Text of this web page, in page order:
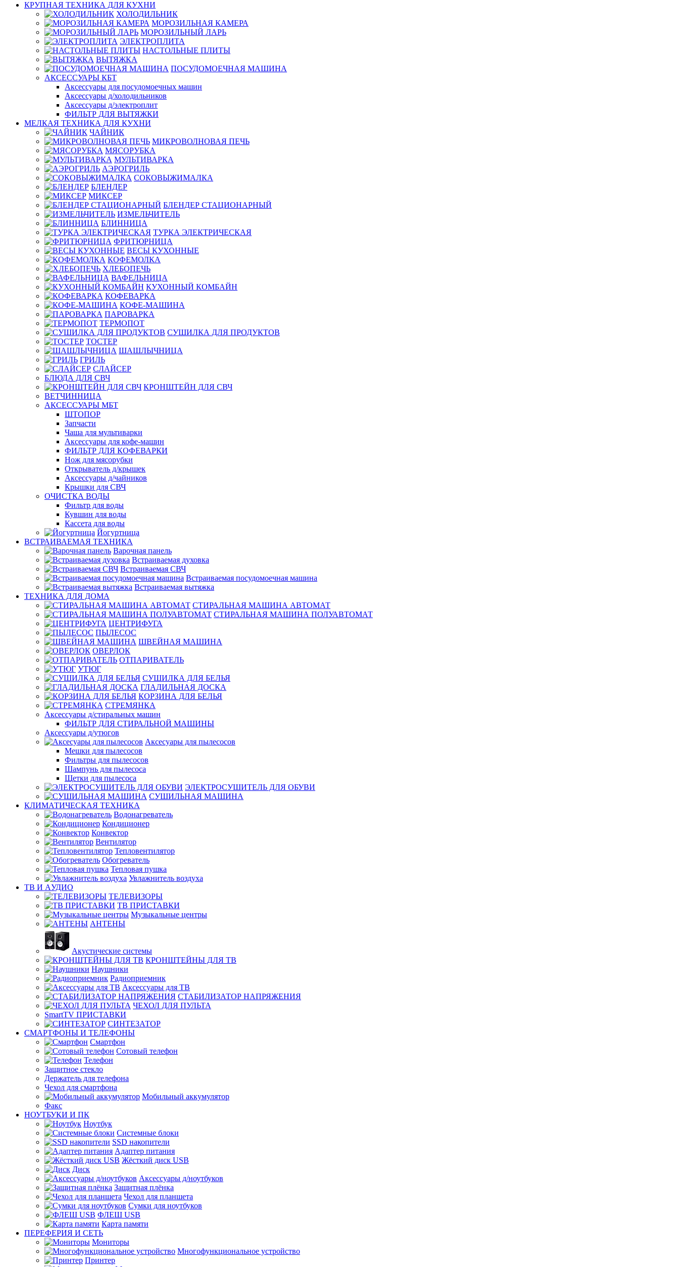
КРУПНАЯ ТЕХНИКА ДЛЯ КУХНИ
ХОЛОДИЛЬНИК
МОРОЗИЛЬНАЯ КАМЕРА
МОРОЗИЛЬНЫЙ ЛАРЬ
ЭЛЕКТРОПЛИТА
НАСТОЛЬНЫЕ ПЛИТЫ
ВЫТЯЖКА
ПОСУДОМОЕЧНАЯ МАШИНА
АКСЕССУАРЫ КБТ
Аксессуары для посудомоечных машин
Аксессуары д/холодильников
Аксессуары д/электроплит
ФИЛЬТР ДЛЯ ВЫТЯЖКИ
МЕЛКАЯ ТЕХНИКА ДЛЯ КУХНИ
ЧАЙНИК
МИКРОВОЛНОВАЯ ПЕЧЬ
МЯСОРУБКА
МУЛЬТИВАРКА
АЭРОГРИЛЬ
СОКОВЫЖИМАЛКА
БЛЕНДЕР
МИКСЕР
БЛЕНДЕР СТАЦИОНАРНЫЙ
ИЗМЕЛЬЧИТЕЛЬ
БЛИННИЦА
ТУРКА ЭЛЕКТРИЧЕСКАЯ
ФРИТЮРНИЦА
ВЕСЫ КУХОННЫЕ
КОФЕМОЛКА
ХЛЕБОПЕЧЬ
ВАФЕЛЬНИЦА
КУХОННЫЙ КОМБАЙН
КОФЕВАРКА
КОФЕ-МАШИНА
ПАРОВАРКА
ТЕРМОПОТ
СУШИЛКА ДЛЯ ПРОДУКТОВ
ТОСТЕР
ШАШЛЫЧНИЦА
ГРИЛЬ
СЛАЙСЕР
БЛЮДА ДЛЯ СВЧ
КРОНШТЕЙН ДЛЯ СВЧ
ВЕТЧИННИЦА
АКСЕССУАРЫ МБТ
ШТОПОР
Запчасти
Чаша для мультиварки
Аксессуары для кофе-машин
ФИЛЬТР ДЛЯ КОФЕВАРКИ
Нож для мясорубки
Открыватель д/крышек
Аксессуары д/чайников
Крышки для СВЧ
ОЧИСТКА ВОДЫ
Фильтр для воды
Кувшин для воды
Кассета для воды
Йогуртница
ВСТРАИВАЕМАЯ ТЕХНИКА
Варочная панель
Встраиваемая духовка
Встраиваемая СВЧ
Встраиваемая посудомоечная машина
Встраиваемая вытяжка
ТЕХНИКА ДЛЯ ДОМА
СТИРАЛЬНАЯ МАШИНА АВТОМАТ
СТИРАЛЬНАЯ МАШИНА ПОЛУАВТОМАТ
ЦЕНТРИФУГА
ПЫЛЕСОС
ШВЕЙНАЯ МАШИНА
ОВЕРЛОК
ОТПАРИВАТЕЛЬ
УТЮГ
СУШИЛКА ДЛЯ БЕЛЬЯ
ГЛАДИЛЬНАЯ ДОСКА
КОРЗИНА ДЛЯ БЕЛЬЯ
СТРЕМЯНКА
Аксессуары д/стиральных машин
ФИЛЬТР ДЛЯ СТИРАЛЬНОЙ МАШИНЫ
Аксессуары д/утюгов
Аксесуары для пылесосов
Мешки для пылесосов
Фильтры для пылесосов
Шампунь для пылесоса
Щетки для пылесоса
ЭЛЕКТРОСУШИТЕЛЬ ДЛЯ ОБУВИ
СУШИЛЬНАЯ МАШИНА
КЛИМАТИЧЕСКАЯ ТЕХНИКА
Водонагреватель
Кондиционер
Конвектор
Вентилятор
Тепловентилятор
Обогреватель
Тепловая пушка
Увлажнитель воздуха
ТВ И AУДИО
ТЕЛЕВИЗОРЫ
ТВ ПРИСТАВКИ
Музыкальные центры
АНТЕНЫ
Акустические системы
КРОНШТЕЙНЫ ДЛЯ ТВ
Наушники
Радиоприемник
Аксессуары для ТВ
СТАБИЛИЗАТОР НАПРЯЖЕНИЯ
ЧЕХОЛ ДЛЯ ПУЛЬТА
SmartTV ПРИСТАВКИ
СИНТЕЗАТОР
СМАРТФОНЫ И ТЕЛЕФОНЫ
Смартфон
Сотовый телефон
Телефон
Защитное стекло
Держатель для телефона
Чехол для смартфона
Мобильный аккумулятор
Факс
НОУТБУКИ И ПК
Ноутбук
Системные блоки
SSD накопители
Адаптер питания
Жёсткий диск USB
Диск
Аксессуары д/ноутбуков
Защитная плёнка
Чехол для планшета
Сумки для ноутбуков
ФЛЕШ USB
Карта памяти
ПЕРЕФЕРИЯ И СЕТЬ
Мониторы
Многофункциональное устройство
Принтер